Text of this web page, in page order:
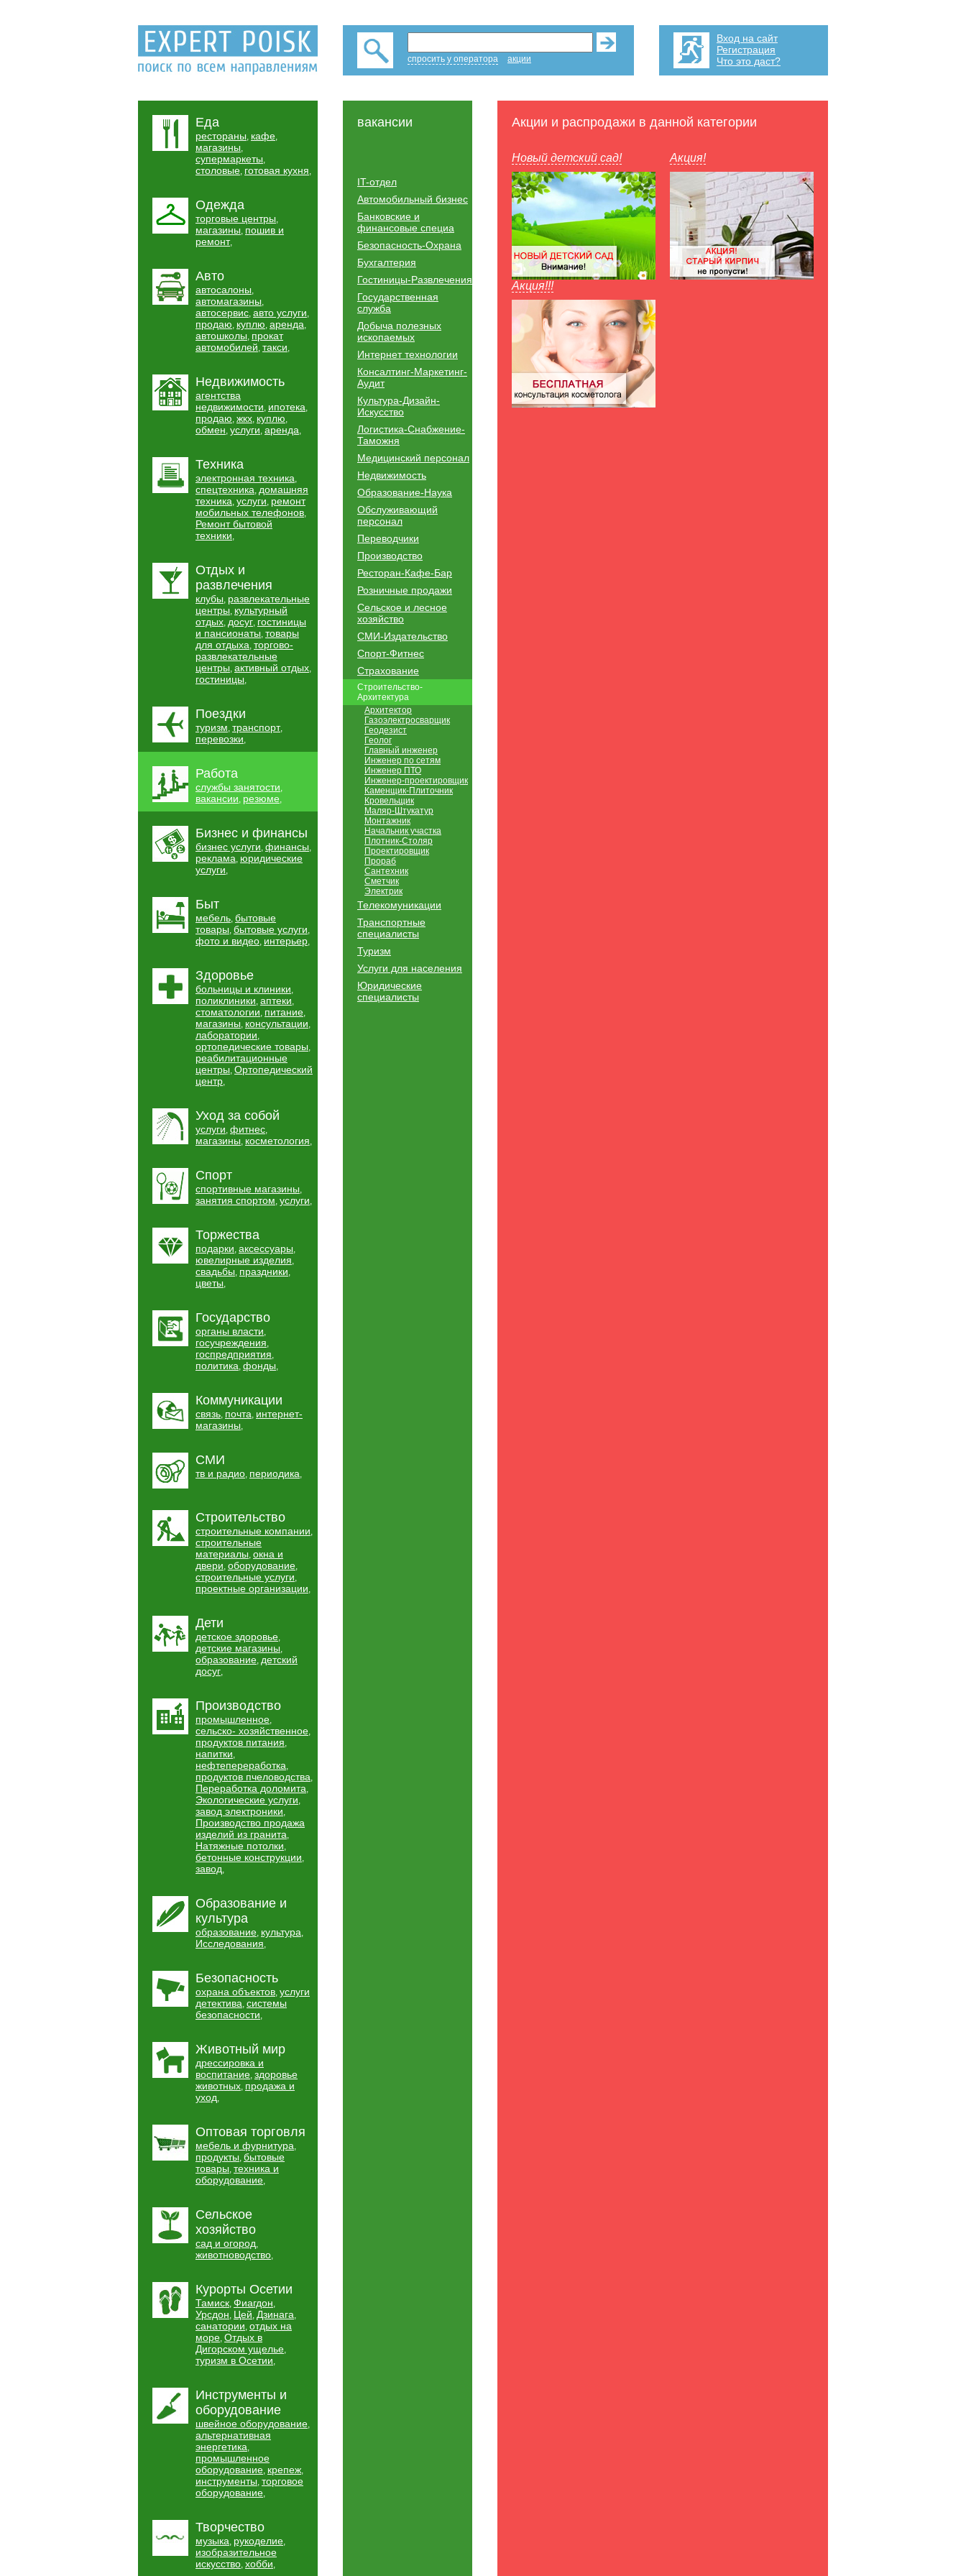
спросить у оператора акции
Вход на сайт
Регистрация
Что это даст?
Еда
рестораны, кафе,
магазины,
супермаркеты,
столовые, готовая кухня,
Одежда
торговые центры,
магазины, пошив и
ремонт,
Авто
автосалоны,
автомагазины,
автосервис, авто услуги,
продаю, куплю, аренда,
автошколы, прокат
автомобилей, такси,
Недвижимость
агентства
недвижимости, ипотека,
продаю, жкх, куплю,
обмен, услуги, аренда,
Техника
электронная техника,
спецтехника, домашняя
техника, услуги, ремонт
мобильных телефонов,
Ремонт бытовой
техники,
Отдых и
развлечения
клубы, развлекательные
центры, культурный
отдых, досуг, гостиницы
и пансионаты, товары
для отдыха, торгово-
развлекательные
центры, активный отдых,
гостиницы,
Поездки
туризм, транспорт,
перевозки,
Работа
службы занятости,
вакансии, резюме,
Бизнес и финансы
бизнес услуги, финансы,
реклама, юридические
услуги,
Быт
мебель, бытовые
товары, бытовые услуги,
фото и видео, интерьер,
Здоровье
больницы и клиники,
поликлиники, аптеки,
стоматологии, питание,
магазины, консультации,
лаборатории,
ортопедические товары,
реабилитационные
центры, Ортопедический
центр,
Уход за собой
услуги, фитнес,
магазины, косметология,
Спорт
спортивные магазины,
занятия спортом, услуги,
Торжества
подарки, аксессуары,
ювелирные изделия,
свадьбы, праздники,
цветы,
Государство
органы власти,
госучреждения,
госпредприятия,
политика, фонды,
Коммуникации
связь, почта, интернет-
магазины,
СМИ
тв и радио, периодика,
Строительство
строительные компании,
строительные
материалы, окна и
двери, оборудование,
строительные услуги,
проектные организации,
Дети
детское здоровье,
детские магазины,
образование, детский
досуг,
Производство
промышленное,
сельско- хозяйственное,
продуктов питания,
напитки,
нефтепереработка,
продуктов пчеловодства,
Переработка доломита,
Экологические услуги,
завод электроники,
Производство продажа
изделий из гранита,
Натяжные потолки,
бетонные конструкции,
завод,
Образование и
культура
образование, культура,
Исследования,
Безопасность
охрана объектов, услуги
детектива, системы
безопасности,
Животный мир
дрессировка и
воспитание, здоровье
животных, продажа и
уход,
Оптовая торговля
мебель и фурнитура,
продукты, бытовые
товары, техника и
оборудование,
Сельское
хозяйство
сад и огород,
животноводство,
Курорты Осетии
Тамиск, Фиагдон,
Урсдон, Цей, Дзинага,
санатории, отдых на
море, Отдых в
Дигорском ущелье,
туризм в Осетии,
Инструменты и
оборудование
швейное оборудование,
альтернативная
энергетика,
промышленное
оборудование, крепеж,
инструменты, торговое
оборудование,
Творчество
музыка, рукоделие,
изобразительное
искусство, хобби,
вакансии
IT-отдел
Автомобильный бизнес
Банковские и
финансовые специа
Безопасность-Охрана
Бухгалтерия
Гостиницы-Развлечения
Государственная
служба
Добыча полезных
ископаемых
Интернет технологии
Консалтинг-Маркетинг-
Аудит
Культура-Дизайн-
Искусство
Логистика-Снабжение-
Таможня
Медицинский персонал
Недвижимость
Образование-Наука
Обслуживающий
персонал
Переводчики
Производство
Ресторан-Кафе-Бар
Розничные продажи
Сельское и лесное
хозяйство
СМИ-Издательство
Спорт-Фитнес
Страхование
Строительство-
Архитектура
Архитектор
Газоэлектросварщик
Геодезист
Геолог
Главный инженер
Инженер по сетям
Инженер ПТО
Инженер-проектировщик
Каменщик-Плиточник
Кровельщик
Маляр-Штукатур
Монтажник
Начальник участка
Плотник-Столяр
Проектировщик
Прораб
Сантехник
Сметчик
Электрик
Телекомуникации
Транспортные
специалисты
Туризм
Услуги для населения
Юридические
специалисты
Акции и распродажи в данной категории
Новый детский сад! Акция!
Акция!!!